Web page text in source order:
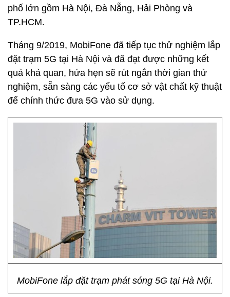
phố lớn gồm Hà Nội, Đà Nẵng, Hải Phòng và
TP.HCM.
Tháng 9/2019, MobiFone đã tiếp tục thử nghiệm lắp
đặt trạm 5G tại Hà Nội và đã đạt được những kết
quả khả quan, hứa hẹn sẽ rút ngắn thời gian thử
nghiệm, sẵn sàng các yếu tố cơ sở vật chất kỹ thuật
để chính thức đưa 5G vào sử dụng.
MobiFone lắp đặt trạm phát sóng 5G tại Hà Nội.